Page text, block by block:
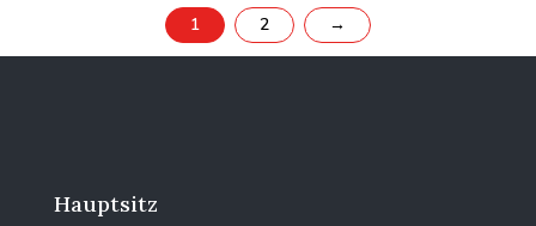
1 2 →
Hauptsitz